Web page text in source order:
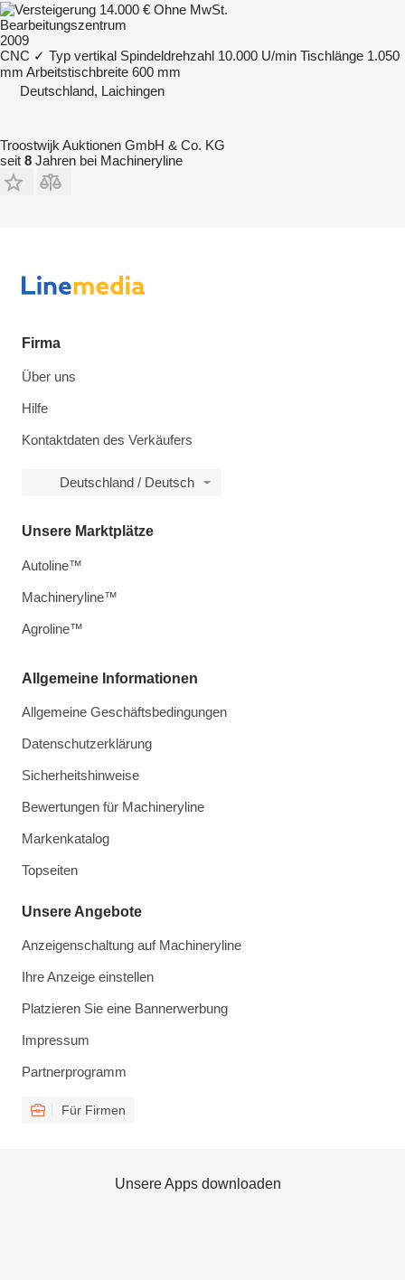
14.000 € Ohne MwSt.
Bearbeitungszentrum
2009
CNC ✓ Typ vertikal Spindeldrehzahl 10.000 U/min Tischlänge 1.050
mm Arbeitstischbreite 600 mm
Deutschland, Laichingen
Troostwijk Auktionen GmbH & Co. KG
seit 8 Jahren bei Machineryline
Firma
Über uns
Hilfe
Kontaktdaten des Verkäufers
Deutschland / Deutsch
Allgemeine Informationen
Allgemeine Geschäftsbedingungen
Datenschutzerklärung
Sicherheitshinweise
Bewertungen für Machineryline
Markenkatalog
Topseiten
Unsere Angebote
Anzeigenschaltung auf Machineryline
Ihre Anzeige einstellen
Platzieren Sie eine Bannerwerbung
Impressum
Partnerprogramm
Für Firmen
Unsere Marktplätze
Autoline™
Machineryline™
Agroline™
Unsere Apps downloaden